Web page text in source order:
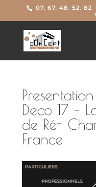
07. 67. 48. 52. 82
Deco 17 –
de Ré-
France
Lecteur